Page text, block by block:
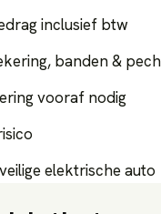
inclusief btw
banden &
vooraf nodig
elektrische auto